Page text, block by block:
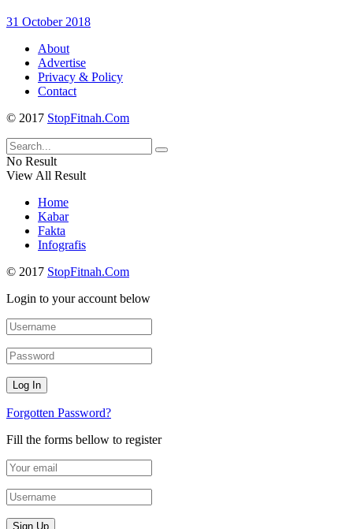
31 October 2018
About
Advertise
Privacy & Policy
Contact
© 2017 StopFitnah.Com
No Result
View All Result
Home
Kabar
Fakta
Infografis
© 2017 StopFitnah.Com
Login to your account below
Forgotten Password?
Fill the forms bellow to register